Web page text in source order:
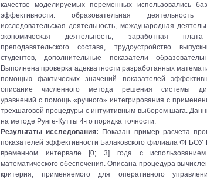
качестве моделируемых переменных использовались
эффективности: образовательная
исследовательская деятельность, международная
экономическая деятельность, заработная
преподавательского состава, трудоустройство
студентов, дополнительные показатели
Выполнена проверка адекватности разработанных
помощью фактических значений показателей
описание численного метода решения системы
уравнений с помощь «ручного» интегрирования с
трехшаговой процедуры с интуитивным выбором шага.
на методе Рунге-Кутты 4-го порядка точности.
Результаты исследования: Показан пример расчета
показателей эффективности Балаковского филиала
временном интервале [0; 3] года с использованием
математического обеспечения. Описана процедура
критерия, применяемого для оперативного